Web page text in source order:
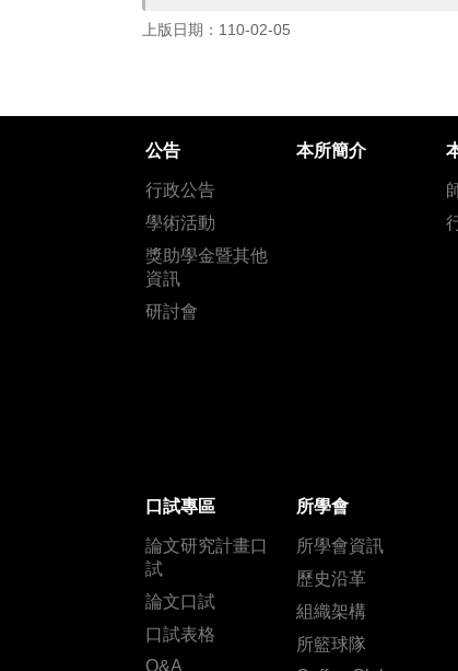
上版日期：110-02-05
公告
行政公告
學術活動
獎助學金暨其他
資訊
研討會
本所簡介
口試專區
論文研究計畫口
試
論文口試
口試表格
Q&A
所學會
所學會資訊
歷史沿革
組織架構
所籃球隊